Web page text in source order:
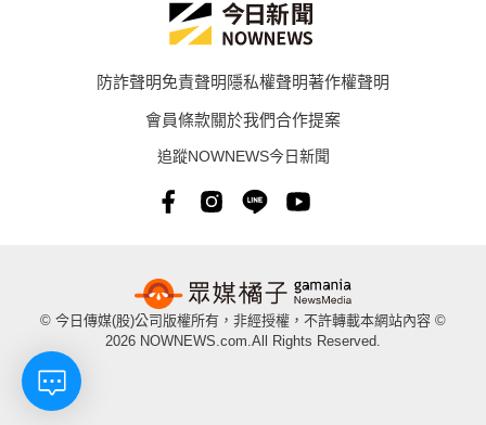
防詐聲明免責聲明隱私權聲明著作權聲明
會員條款關於我們合作提案
追蹤NOWNEWS今日新聞
© 今日傳媒(股)公司版權所有，非經授權，不許轉載本網站內容 ©
2026 NOWNEWS.com.All Rights Reserved.